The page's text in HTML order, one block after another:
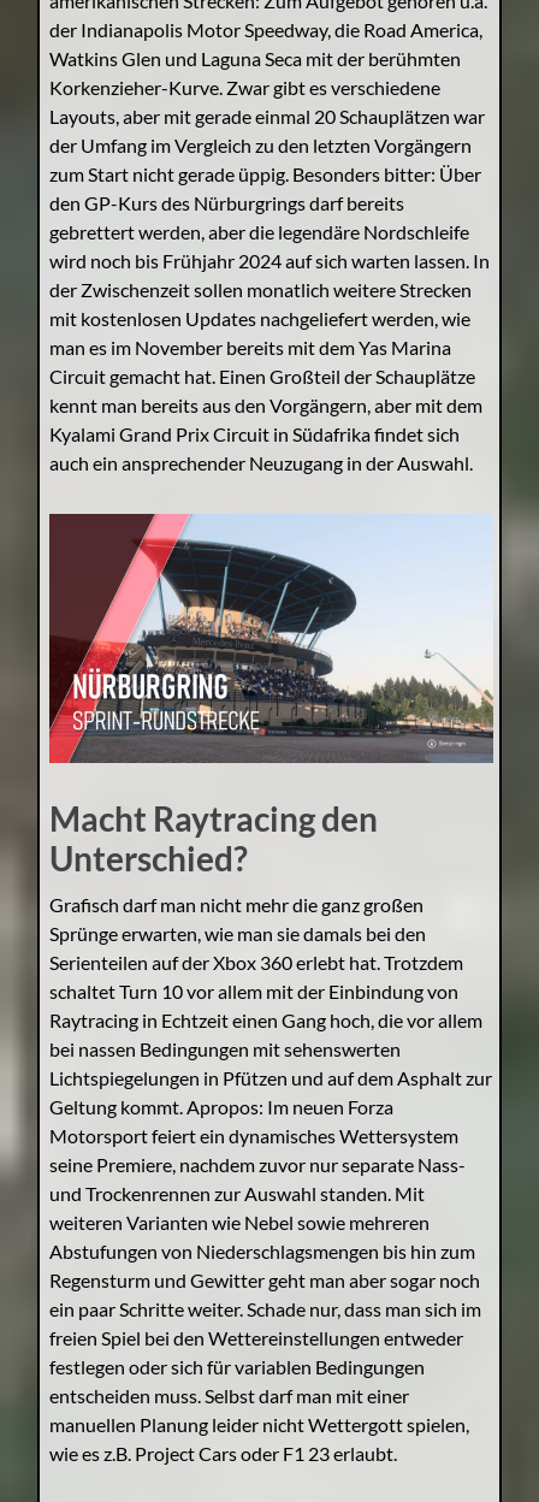
der Indianapolis Motor Speedway, die Road America,
Watkins Glen und Laguna Seca mit der berühmten
Korkenzieher-Kurve. Zwar gibt es verschiedene
Layouts, aber mit gerade einmal 20 Schauplätzen war
der Umfang im Vergleich zu den letzten Vorgängern
zum Start nicht gerade üppig. Besonders bitter: Über
den GP-Kurs des Nürburgrings darf bereits
gebrettert werden, aber die legendäre Nordschleife
wird noch bis Frühjahr 2024 auf sich warten lassen. In
der Zwischenzeit sollen monatlich weitere Strecken
mit kostenlosen Updates nachgeliefert werden, wie
man es im November bereits mit dem Yas Marina
Circuit gemacht hat. Einen Großteil der Schauplätze
kennt man bereits aus den Vorgängern, aber mit dem
Kyalami Grand Prix Circuit in Südafrika findet sich
auch ein ansprechender Neuzugang in der Auswahl.
Macht Raytracing den
Unterschied?
Grafisch darf man nicht mehr die ganz großen
Sprünge erwarten, wie man sie damals bei den
Serienteilen auf der Xbox 360 erlebt hat. Trotzdem
schaltet Turn 10 vor allem mit der Einbindung von
Raytracing in Echtzeit einen Gang hoch, die vor allem
bei nassen Bedingungen mit sehenswerten
Lichtspiegelungen in Pfützen und auf dem Asphalt zur
Geltung kommt. Apropos: Im neuen Forza
Motorsport feiert ein dynamisches Wettersystem
seine Premiere, nachdem zuvor nur separate Nass-
und Trockenrennen zur Auswahl standen. Mit
weiteren Varianten wie Nebel sowie mehreren
Abstufungen von Niederschlagsmengen bis hin zum
Regensturm und Gewitter geht man aber sogar noch
ein paar Schritte weiter. Schade nur, dass man sich im
freien Spiel bei den Wettereinstellungen entweder
festlegen oder sich für variablen Bedingungen
entscheiden muss. Selbst darf man mit einer
manuellen Planung leider nicht Wettergott spielen,
wie es z.B. Project Cars oder F1 23 erlaubt.